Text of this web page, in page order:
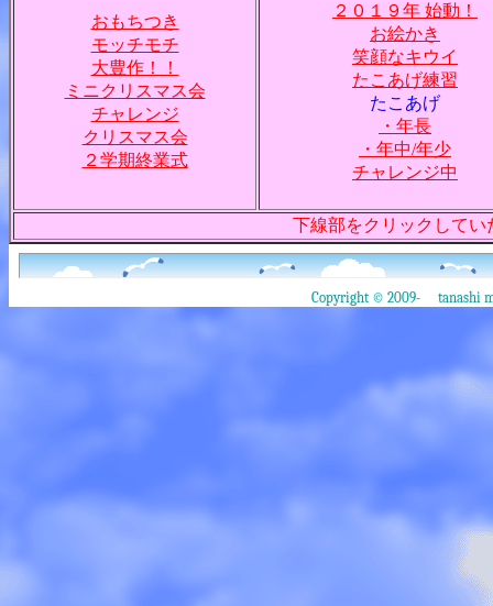
おもちつき
モッチモチ
大豊作！！
ミニクリスマス会
チャレンジ
クリスマス会
２学期終業式
２０１９年 始動！
お絵かき
笑顔なキウイ
たこあげ練習
たこあげ
・年長
・年中/年少
チャレンジ中
下線部をクリックして
Copyright © 2009- tanashi